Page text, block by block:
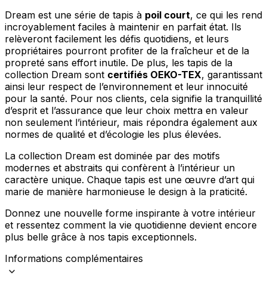
Dream est une série de tapis à poil court, ce qui les rend
incroyablement faciles à maintenir en parfait état. Ils
relèveront facilement les défis quotidiens, et leurs
propriétaires pourront profiter de la fraîcheur et de la
propreté sans effort inutile. De plus, les tapis de la
collection Dream sont certifiés OEKO-TEX, garantissant
ainsi leur respect de l’environnement et leur innocuité
pour la santé. Pour nos clients, cela signifie la tranquillité
d’esprit et l’assurance que leur choix mettra en valeur
non seulement l’intérieur, mais répondra également aux
normes de qualité et d’écologie les plus élevées.
La collection Dream est dominée par des motifs
modernes et abstraits qui confèrent à l’intérieur un
caractère unique. Chaque tapis est une œuvre d’art qui
marie de manière harmonieuse le design à la praticité.
Donnez une nouvelle forme inspirante à votre intérieur
et ressentez comment la vie quotidienne devient encore
plus belle grâce à nos tapis exceptionnels.
Informations complémentaires